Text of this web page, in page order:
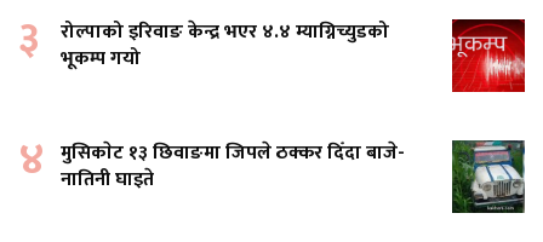
३
रोल्पाको इरिवाङ केन्द्र भएर ४.४ म्याग्निच्युडको
भूकम्प गयो
४ मुसिकाेट १३ छिवाङमा जिपले ठक्कर दिँदा बाजे-
नातिनी घाइते